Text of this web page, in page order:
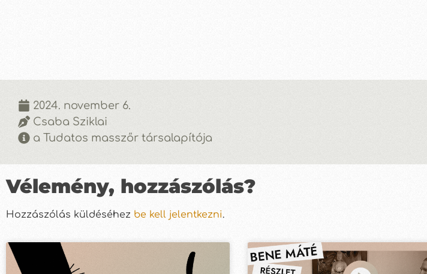
2024. november 6.
Csaba Sziklai
a Tudatos masszőr társalapítója
Vélemény, hozzászólás?
Hozzászólás küldéséhez be kell jelentkezni.